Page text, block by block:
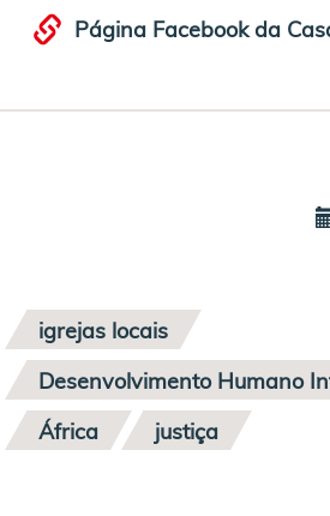
Página Facebook da
igrejas locais
Desenvolvimento Humano
África
justiça